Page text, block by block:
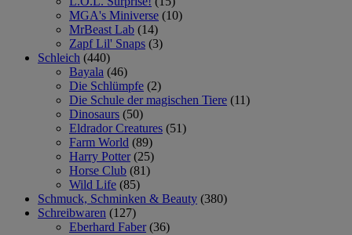
MGA's Miniverse (10)
MrBeast Lab (14)
Zapf Lil' Snaps (3)
Schleich (440)
Bayala (46)
Die Schlümpfe (2)
Die Schule der magischen Tiere (11)
Dinosaurs (50)
Eldrador Creatures (51)
Farm World (89)
Harry Potter (25)
Horse Club (81)
Wild Life (85)
Schmuck, Schminken & Beauty (380)
Schreibwaren (127)
Eberhard Faber (36)